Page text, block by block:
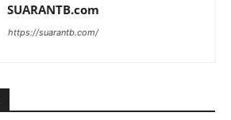
SUARANTB.com
https://suarantb.com/